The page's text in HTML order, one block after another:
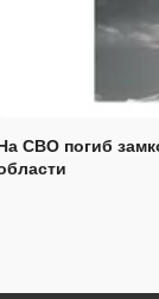
СВО погиб